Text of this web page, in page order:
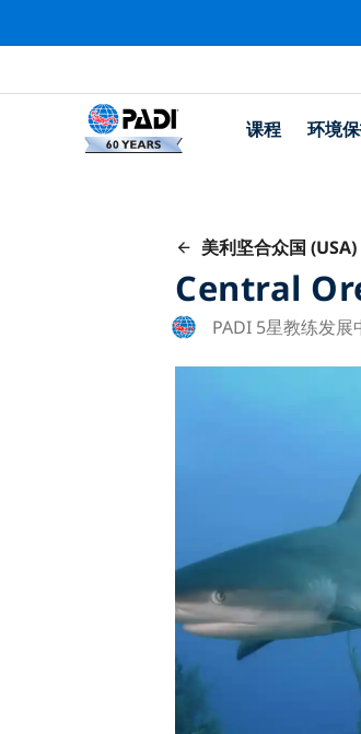
课程 环境
美利坚合众国 (USA)
Central
PADI 5星教练发展